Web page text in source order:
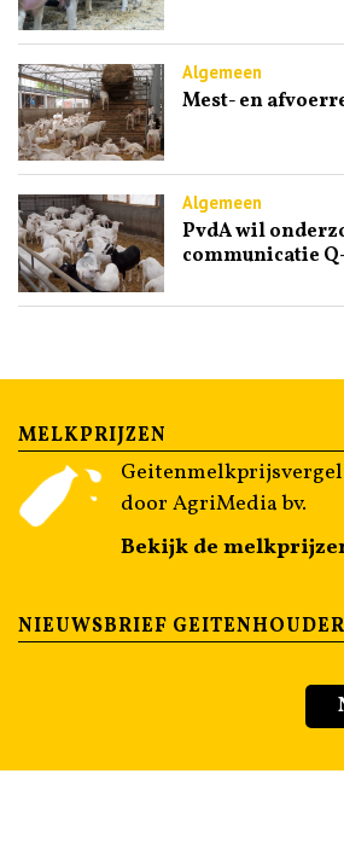
Algemeen
Mest- en
Algemeen
PvdA wil
communicatie
MELKPRIJZEN
door AgriMedia bv.
Bekijk de
NIEUWSBRIEF